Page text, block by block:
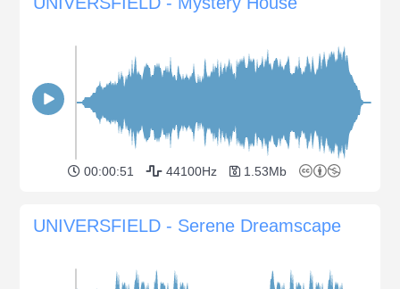
00:00:51 44100Hz 1.53Mb
UNIVERSFIELD - Serene Dreamscape